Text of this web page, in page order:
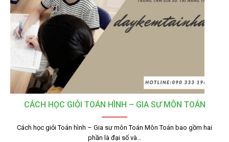
CÁCH HỌC GIỎI TOÁN HÌNH – GIA SƯ MÔN TOÁN
Cách học giỏi Toán hình – Gia sư môn Toán Môn Toán bao gồm hai
phần là đại số và…